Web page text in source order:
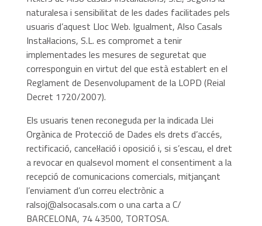
naturalesa i sensibilitat de les dades facilitades pels
usuaris d’aquest Lloc Web. Igualment, Also Casals
Instal·lacions, S.L. es compromet a tenir
implementades les mesures de seguretat que
corresponguin en virtut del que està establert en el
Reglament de Desenvolupament de la LOPD (Reial
Decret 1720/2007).
Els usuaris tenen reconeguda per la indicada Llei
Orgànica de Protecció de Dades els drets d’accés,
rectificació, cancel·lació i oposició i, si s’escau, el dret
a revocar en qualsevol moment el consentiment a la
recepció de comunicacions comercials, mitjançant
l’enviament d’un correu electrònic a
ralsoj@alsocasals.com o una carta a C/
BARCELONA, 74 43500, TORTOSA.